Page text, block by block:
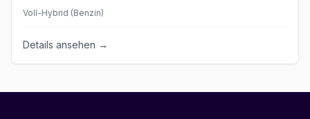
Voll-Hybrid (Benzin)
Details ansehen →